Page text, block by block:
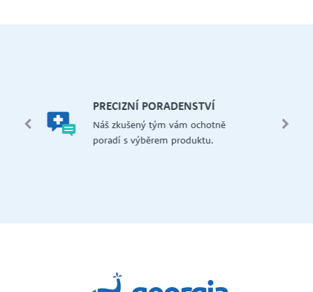
PRECIZNÍ PORADENSTVÍ
Náš zkušený tým vám ochotně
poradí s výběrem produktu.